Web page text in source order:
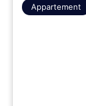
Appartement